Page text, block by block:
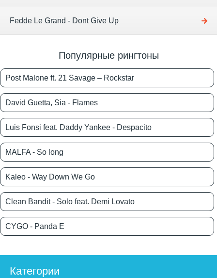
Fedde Le Grand - Dont Give Up
Популярные рингтоны
Post Malone ft. 21 Savage – Rockstar
David Guetta, Sia - Flames
Luis Fonsi feat. Daddy Yankee - Despacito
MALFA - So long
Kaleo - Way Down We Go
Clean Bandit - Solo feat. Demi Lovato
CYGO - Panda E
Категории